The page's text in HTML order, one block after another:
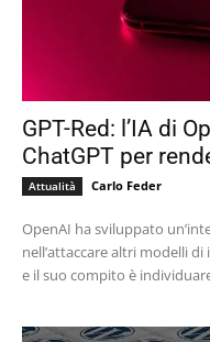
GPT-Red: l’IA di
ChatGPT per
Attualità Carlo Feder
OpenAI ha sviluppato
nell’attaccare altri modelli di
e il suo compito è